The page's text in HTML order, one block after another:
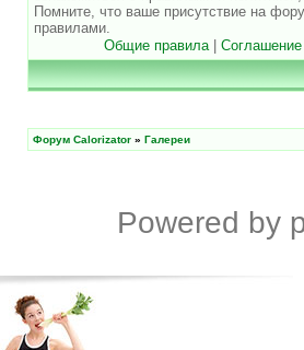
Помните, что ваше присутствие на
правилами.
Общие правила|
Форум Calorizator » Галереи
Powered by